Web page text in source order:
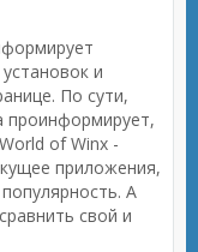
и
По сути,
проинформирует,
of Winx -
приложения,
А
свой и